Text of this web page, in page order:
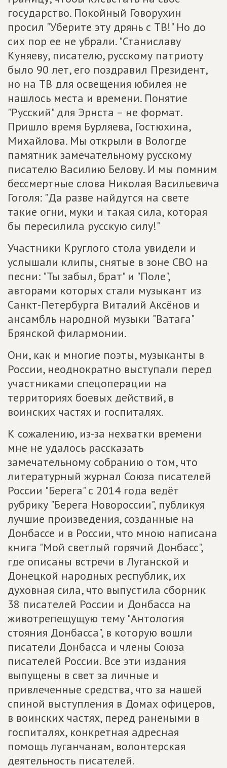
государство. Покойный Говорухин
просил "Уберите эту дрянь с ТВ!" Но до
сих пор ее не убрали. "Станиславу
Куняеву, писателю, русскому патриоту
было 90 лет, его поздравил Президент,
но на ТВ для освещения юбилея не
нашлось места и времени. Понятие
"Русский" для Эрнста – не формат.
Пришло время Бурляева, Гостюхина,
Михайлова. Мы открыли в Вологде
памятник замечательному русскому
писателю Василию Белову. И мы помним
бессмертные слова Николая Васильевича
Гоголя: "Да разве найдутся на свете
такие огни, муки и такая сила, которая
бы пересилила русскую силу!"
Участники Круглого стола увидели и
услышали клипы, снятые в зоне СВО на
песни: "Ты забыл, брат" и "Поле",
авторами которых стали музыкант из
Санкт-Петербурга Виталий Аксёнов и
ансамбль народной музыки "Ватага"
Брянской филармонии.
Они, как и многие поэты, музыканты в
России, неоднократно выступали перед
участниками спецоперации на
территориях боевых действий, в
воинских частях и госпиталях.
К сожалению, из-за нехватки времени
мне не удалось рассказать
замечательному собранию о том, что
литературный журнал Союза писателей
России "Берега" с 2014 года ведёт
рубрику "Берега Новороссии", публикуя
лучшие произведения, созданные на
Донбассе и в России, что мною написана
книга "Мой светлый горячий Донбасс",
где описаны встречи в Луганской и
Донецкой народных республик, их
духовная сила, что выпустила сборник
38 писателей России и Донбасса на
животрепещущую тему "Антология
стояния Донбасса", в которую вошли
писатели Донбасса и члены Союза
писателей России. Все эти издания
выпущены в свет за личные и
привлеченные средства, что за нашей
спиной выступления в Домах офицеров,
в воинских частях, перед ранеными в
госпиталях, конкретная адресная
помощь луганчанам, волонтерская
деятельность писателей.